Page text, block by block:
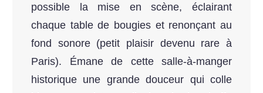
possible la mise en scène, éclairant
chaque table de bougies et renonçant au
fond sonore (petit plaisir devenu rare à
Paris). Émane de cette salle-à-manger
historique une grande douceur qui colle